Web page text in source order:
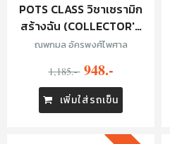
POTS CLASS วิชาเซรามิก
สร้างฉัน (COLLECTOR'S
EDITION)
ณพกมล อัครพงศ์ไพศาล
1,185.- 948.-
เพิ่มใส่รถเข็น